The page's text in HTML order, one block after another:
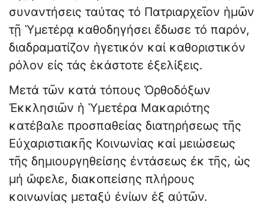
συναντήσεις ταύτας τό Πατριαρχεῖον ἡμῶν
τῇ Ὑμετέρᾳ καθοδηγήσει ἔδωσε τό παρόν,
διαδραματίζον ἡγετικόν καί καθοριστικόν
ρόλον εἰς τάς ἑκάστοτε ἐξελίξεις.
Μετά τῶν κατά τόπους Ὀρθοδόξων
Ἐκκλησιῶν ἡ Ὑμετέρα Μακαριότης
κατέβαλε προσπαθείας διατηρήσεως τῆς
Εὐχαριστιακῆς Κοινωνίας καί μειώσεως
τῆς δημιουργηθείσης ἐντάσεως ἐκ τῆς, ὡς
μή ὤφελε, διακοπείσης πλήρους
κοινωνίας μεταξύ ἐνίων ἐξ αὐτῶν.